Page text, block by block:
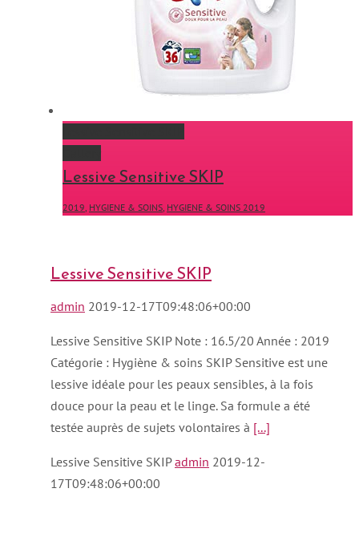
Lessive Sensitive SKIP
2019 HYGIENE & SOINS HYGIENE & SOINS 2019
Lessive Sensitive SKIP
admin 2019-12-17T09:48:06+00:00
Lessive Sensitive SKIP Note : 16.5/20 Année : 2019
Catégorie : Hygiène & soins SKIP Sensitive est une
lessive idéale pour les peaux sensibles, à la fois
douce pour la peau et le linge. Sa formule a été
testée auprès de sujets volontaires à [...]
Lessive Sensitive SKIPadmin 2019-12-
17T09:48:06+00:00